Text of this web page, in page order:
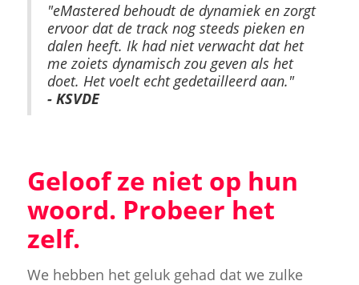
"eMastered behoudt de dynamiek en zorgt
ervoor dat de track nog steeds pieken en
dalen heeft. Ik had niet verwacht dat het
me zoiets dynamisch zou geven als het
doet. Het voelt echt gedetailleerd aan."
- KSVDE
Geloof ze niet op hun
woord. Probeer het
zelf.
We hebben het geluk gehad dat we zulke